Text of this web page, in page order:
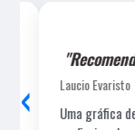
Laucio Evaristo
Uma gráfica
‹